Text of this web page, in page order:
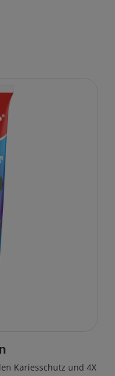
Kariesschutz und 4X